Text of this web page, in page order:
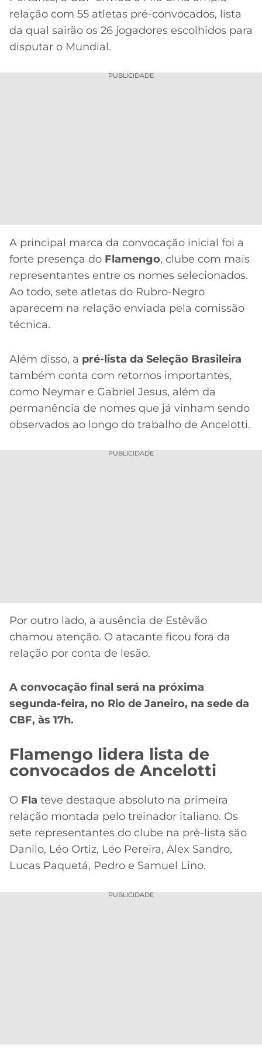
ONLINE
2026
GRÊMIO
MG
LALIGA
relação com 55 atletas pré-convocados, lista
da qual sairão os 26 jogadores escolhidos para
disputar o Mundial.
PUBLICIDADE
A principal marca da convocação inicial foi a
forte presença do Flamengo, clube com mais
representantes entre os nomes selecionados.
Ao todo, sete atletas do Rubro-Negro
aparecem na relação enviada pela comissão
técnica.
Além disso, a pré-lista da Seleção Brasileira
também conta com retornos importantes,
como Neymar e Gabriel Jesus, além da
permanência de nomes que já vinham sendo
observados ao longo do trabalho de Ancelotti.
PUBLICIDADE
Por outro lado, a ausência de Estêvão
chamou atenção. O atacante ficou fora da
relação por conta de lesão.
A convocação final será na próxima
segunda-feira, no Rio de Janeiro, na sede da
CBF, às 17h.
Flamengo lidera lista de
convocados de Ancelotti
O Fla teve destaque absoluto na primeira
relação montada pelo treinador italiano. Os
sete representantes do clube na pré-lista são
Danilo, Léo Ortiz, Léo Pereira, Alex Sandro,
Lucas Paquetá, Pedro e Samuel Lino.
PUBLICIDADE